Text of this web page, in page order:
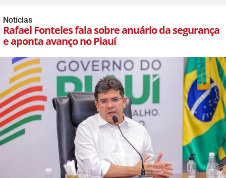
Notícias
Rafael Fonteles fala sobre anuário da segurança
e aponta avanço no Piauí